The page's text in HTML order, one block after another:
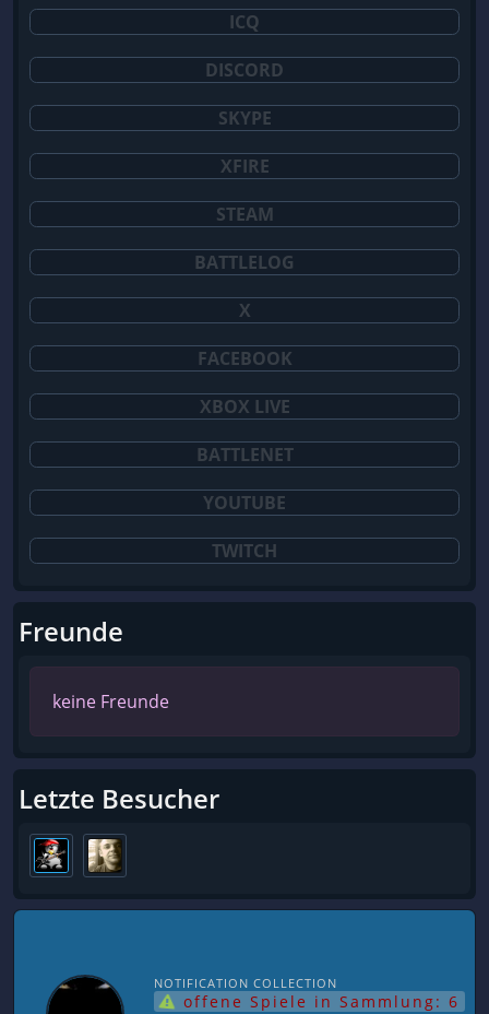
ICQ
DISCORD
SKYPE
XFIRE
STEAM
BATTLELOG
X
FACEBOOK
XBOX LIVE
BATTLENET
YOUTUBE
TWITCH
Freunde
keine Freunde
Letzte Besucher
NOTIFICATION COLLECTION
offene Spiele in Sammlung: 6